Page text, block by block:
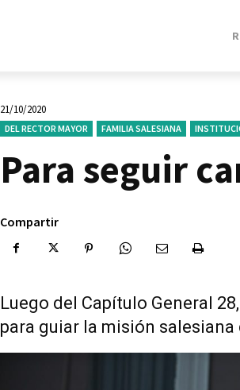
21/10/2020
DEL RECTOR MAYOR FAMILIA SALESIANA
Para seguir
Compartir
Luego del Capítulo General
para guiar la misión